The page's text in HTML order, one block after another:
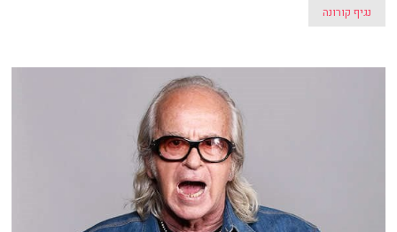
נגיף קורונה